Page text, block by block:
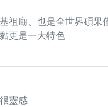
祖廟、也是全世界碩
更是一大特色
靈感